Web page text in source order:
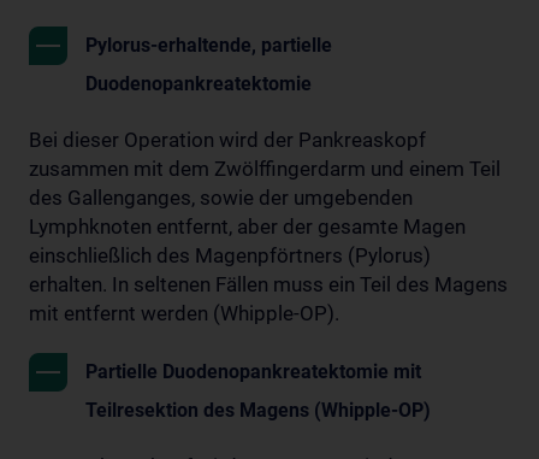
Pylorus-erhaltende, partielle
Duodenopankreatektomie
Bei dieser Operation wird der Pankreaskopf
zusammen mit dem Zwölffingerdarm und einem Teil
des Gallenganges, sowie der umgebenden
Lymphknoten entfernt, aber der gesamte Magen
einschließlich des Magenpförtners (Pylorus)
erhalten. In seltenen Fällen muss ein Teil des Magens
mit entfernt werden (Whipple-OP).
Partielle Duodenopankreatektomie mit
Teilresektion des Magens (Whipple-OP)